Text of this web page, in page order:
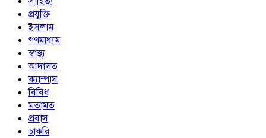
প্রযুক্তি
ইসলাম
গণমাধ্যম
স্বাস্থ্য
আদালত
ক্যাম্পাস
বিবিধ
মতামত
প্রবাস
চাকরি